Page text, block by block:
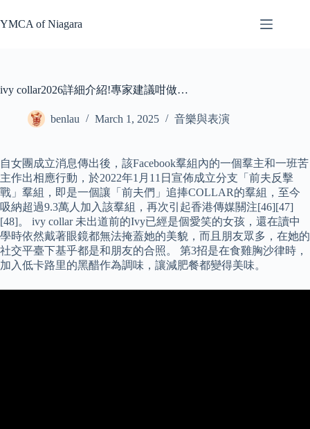
to
content
YMCA of Niagara
ivy collar2026詳細介紹!專家建議咁做…
benlau March 1, 2025 音樂與表演
自女團成立消息傳出後，該Facebook羣組內的一個羣主和一班苦
主作出相應行動，於2022年1月11日宣佈成立分支「前夫反擊
戰」羣組，即是一個讓「前夫們」追捧COLLAR的羣組，至今
吸納超過9.3萬人加入該羣組，再次引起香港傳媒關注[46][47]
[48]。 ivy collar 未出道前的Ivy已經是個愛笑的女孩，還在讀中
學時依然戴著眼鏡都無法掩蓋她的美貌，而且朋友眾多，在她的
社交平臺下基乎都是和朋友的合照。 第3招是在食雞胸沙律時，
加入低卡路里的黑醋作為調味，讓減肥餐都變得美味。